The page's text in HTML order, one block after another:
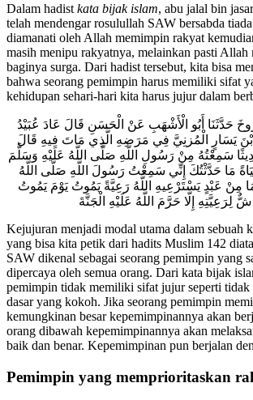
Dalam hadist kata bijak islam, abu jalal bin
telah mendengar rosulullah SAW bersabda
diamanati oleh Allah memimpin rakyat
masih menipu rakyatnya, melainkan pasti Allah
baginya surga. Dari hadist tersebut, kita bisa
bahwa seorang pemimpin harus memiliki sifat
kehidupan sehari-hari kita harus jujur dalam
حَدَّثَنَا أَبُو الْأَشْهَبِ عَنْ الْحَسَنِ قَالَ عَادَ عُبَيْدُ
بْنَ يَسَارٍ الْمُزنِيَّ فِي مَرَضِهِ الَّذِي مَاتَ فِيهِ قَالَ
سَمِعْتُهُ مِنْ رَسُولِ اللَّهِ صَلَّى اللَّهُ عَلَيْهِ وَسَلَّمَ
مَا حَدَّثْتُكَ إِنِّي سَمِعْتُ رَسُولَ اللَّهِ صَلَّى اللَّهُ
مِنْ عَبْدٍ يَسْتَرْعِيهِ اللَّهُ رَعِيَّةً يَمُوتُ يَوْمَ يَمُوتُ
لِرَعِيَّتِهِ إِلَّا حَرَّمَ اللَّهُ عَلَيْهِ الْجَنَّةَ
Kejujuran menjadi modal utama dalam sebuah
yang bisa kita petik dari hadits Muslim 142
SAW dikenal sebagai seorang pemimpin yang
dipercaya oleh semua orang. Dari kata bijak
pemimpin tidak memiliki sifat jujur seperti
dasar yang kokoh. Jika seorang pemimpin
kemungkinan besar kepemimpinannya akan
orang dibawah kepemimpinannya akan
baik dan benar. Kepemimpinan pun berjalan
Pemimpin yang memprioritaskan